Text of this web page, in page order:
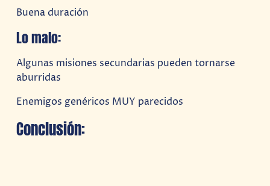
Buena duración
Lo malo:
Algunas misiones secundarias pueden tornarse
aburridas
Enemigos genéricos MUY parecidos
Conclusión: